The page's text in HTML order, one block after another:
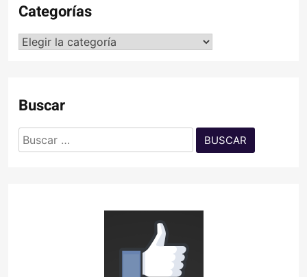
Categorías
Categorías
Buscar
Buscar: